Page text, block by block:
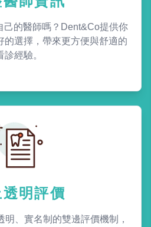
己的醫師嗎？Dent&Co提供你
的選擇，帶來更方便與舒適的
診經驗。
明評價
明、實名制的雙邊評價機制，